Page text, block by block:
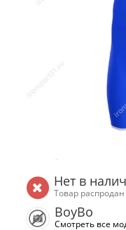
Нет в
Товар распродан
BoyBo
Смотреть все